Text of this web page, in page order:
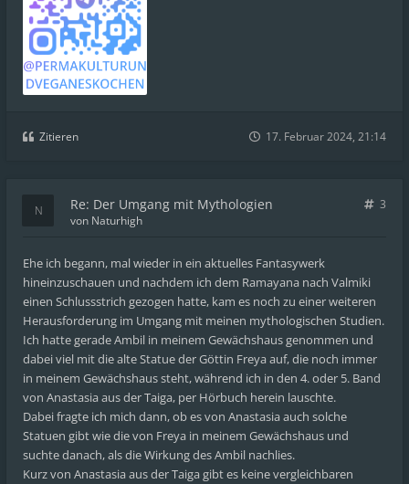
Zitieren 17. Februar 2024, 21:14
Re: Der Umgang mit Mythologien
3
von Naturhigh
Ehe ich begann, mal wieder in ein aktuelles Fantasywerk
hineinzuschauen und nachdem ich dem Ramayana nach Valmiki
einen Schlussstrich gezogen hatte, kam es noch zu einer weiteren
Herausforderung im Umgang mit meinen mythologischen Studien.
Ich hatte gerade Ambil in meinem Gewächshaus genommen und
dabei viel mit die alte Statue der Göttin Freya auf, die noch immer
in meinem Gewächshaus steht, während ich in den 4. oder 5. Band
von Anastasia aus der Taiga, per Hörbuch herein lauschte.
Dabei fragte ich mich dann, ob es von Anastasia auch solche
Statuen gibt wie die von Freya in meinem Gewächshaus und
suchte danach, als die Wirkung des Ambil nachlies.
Kurz von Anastasia aus der Taiga gibt es keine vergleichbaren